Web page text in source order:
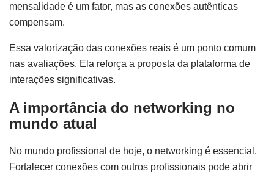
mensalidade é um fator, mas as conexões autênticas
compensam.
Essa valorização das conexões reais é um ponto comum
nas avaliações. Ela reforça a proposta da plataforma de
interações significativas.
A importância do networking no
mundo atual
No mundo profissional de hoje, o networking é essencial.
Fortalecer conexões com outros profissionais pode abrir